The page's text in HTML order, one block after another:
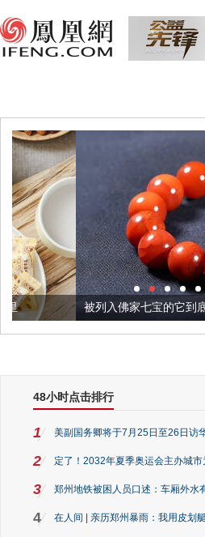
被列入佛家七宝的它到底有多美？
48小时点击排行
1 美副国务卿将于7月25日至26日访
2 定了！2032年夏季奥运会主办城
3 郑州地铁被困人员口述：车厢外水
4 在人间 | 亲历郑州暴雨：我用皮划